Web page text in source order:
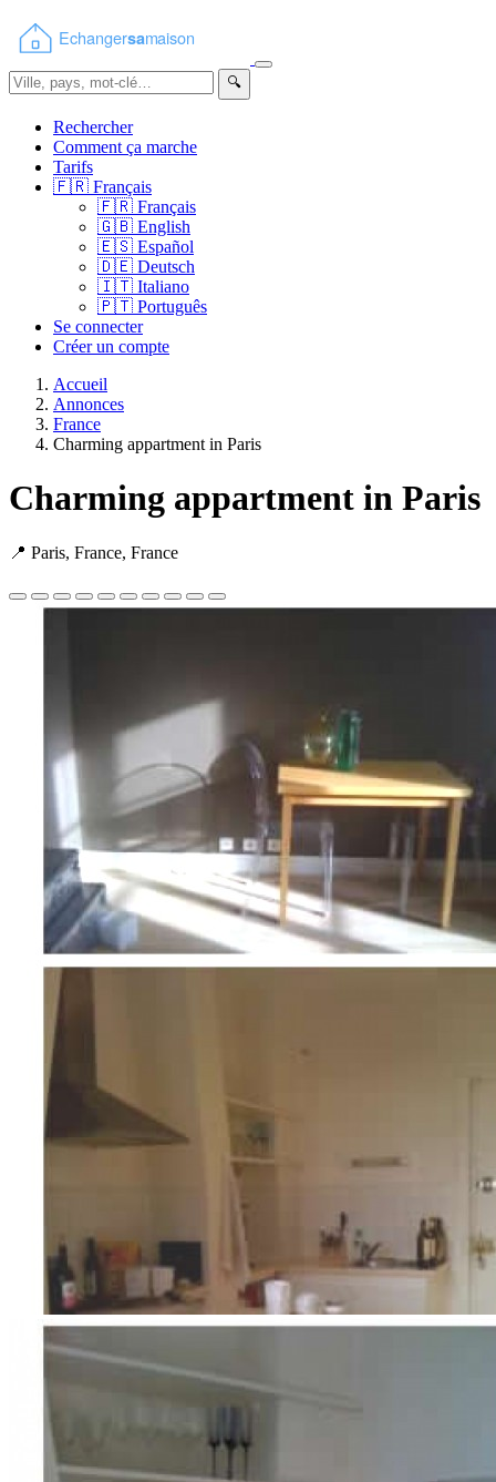
🔍
Rechercher
Comment ça marche
Tarifs
🇫🇷 Français
🇫🇷 Français
🇬🇧 English
🇪🇸 Español
🇩🇪 Deutsch
🇮🇹 Italiano
🇵🇹 Português
Se connecter
Créer un compte
Accueil
Annonces
France
Charming appartment in Paris
Charming appartment in Paris
📍 Paris, France, France